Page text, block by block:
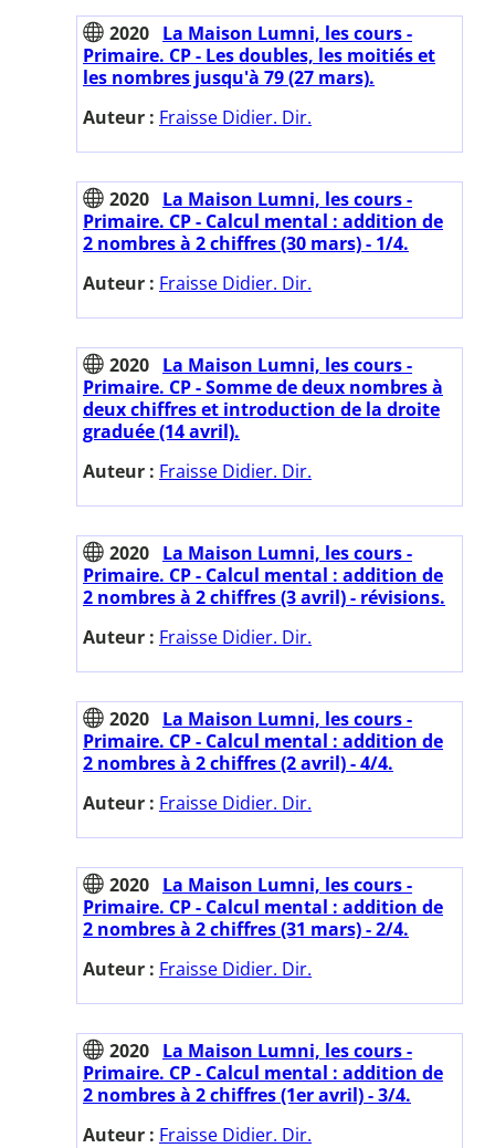
2020 La Maison Lumni, les cours -
Primaire. CP - Les doubles, les moitiés et
les nombres jusqu'à 79 (27 mars).
Auteur : Fraisse Didier. Dir.
2020 La Maison Lumni, les cours -
Primaire. CP - Calcul mental : addition de
2 nombres à 2 chiffres (30 mars) - 1/4.
Auteur : Fraisse Didier. Dir.
2020 La Maison Lumni, les cours -
Primaire. CP - Somme de deux nombres à
deux chiffres et introduction de la droite
graduée (14 avril).
Auteur : Fraisse Didier. Dir.
2020 La Maison Lumni, les cours -
Primaire. CP - Calcul mental : addition de
2 nombres à 2 chiffres (3 avril) - révisions.
Auteur : Fraisse Didier. Dir.
2020 La Maison Lumni, les cours -
Primaire. CP - Calcul mental : addition de
2 nombres à 2 chiffres (2 avril) - 4/4.
Auteur : Fraisse Didier. Dir.
2020 La Maison Lumni, les cours -
Primaire. CP - Calcul mental : addition de
2 nombres à 2 chiffres (31 mars) - 2/4.
Auteur : Fraisse Didier. Dir.
2020 La Maison Lumni, les cours -
Primaire. CP - Calcul mental : addition de
2 nombres à 2 chiffres (1er avril) - 3/4.
Auteur : Fraisse Didier. Dir.